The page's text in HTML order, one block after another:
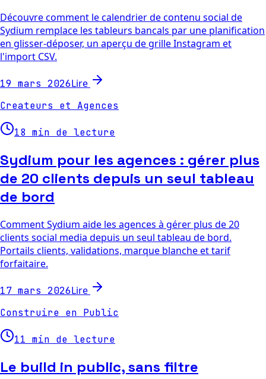
Découvre comment le calendrier de contenu social de
Sydium remplace les tableurs bancals par une planification
en glisser-déposer, un aperçu de grille Instagram et
l'import CSV.
19 mars 2026Lire
Createurs et Agences
18 min de lecture
Sydium pour les agences : gérer plus
de 20 clients depuis un seul tableau
de bord
Comment Sydium aide les agences à gérer plus de 20
clients social media depuis un seul tableau de bord.
Portails clients, validations, marque blanche et tarif
forfaitaire.
17 mars 2026Lire
Construire en Public
11 min de lecture
Le build in public, sans filtre